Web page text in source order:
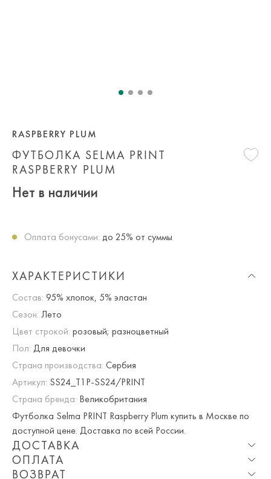
ФУТБОЛКА SELMA PRINT
RASPBERRY PLUM
RASPBERRY PLUM
Нет в наличии
Оплата бонусами: до 25% от суммы
ХАРАКТЕРИСТИКИ
Состав: 95% хлопок, 5% эластан
Сезон: Лето
Цвет строкой: розовый; разноцветный
Пол: Для девочки
Страна производства: Сербия
Артикул: SS24_T1P-SS24/PRINT
Страна бренда: Великобритания
Футболка Selma PRINT Raspberry Plum купить в Москве по
доступной цене. Доставка по всей России.
ДОСТАВКА
Опция частичная доставка и примерка доступна для
ОПЛАТА
ВОЗВРАТ